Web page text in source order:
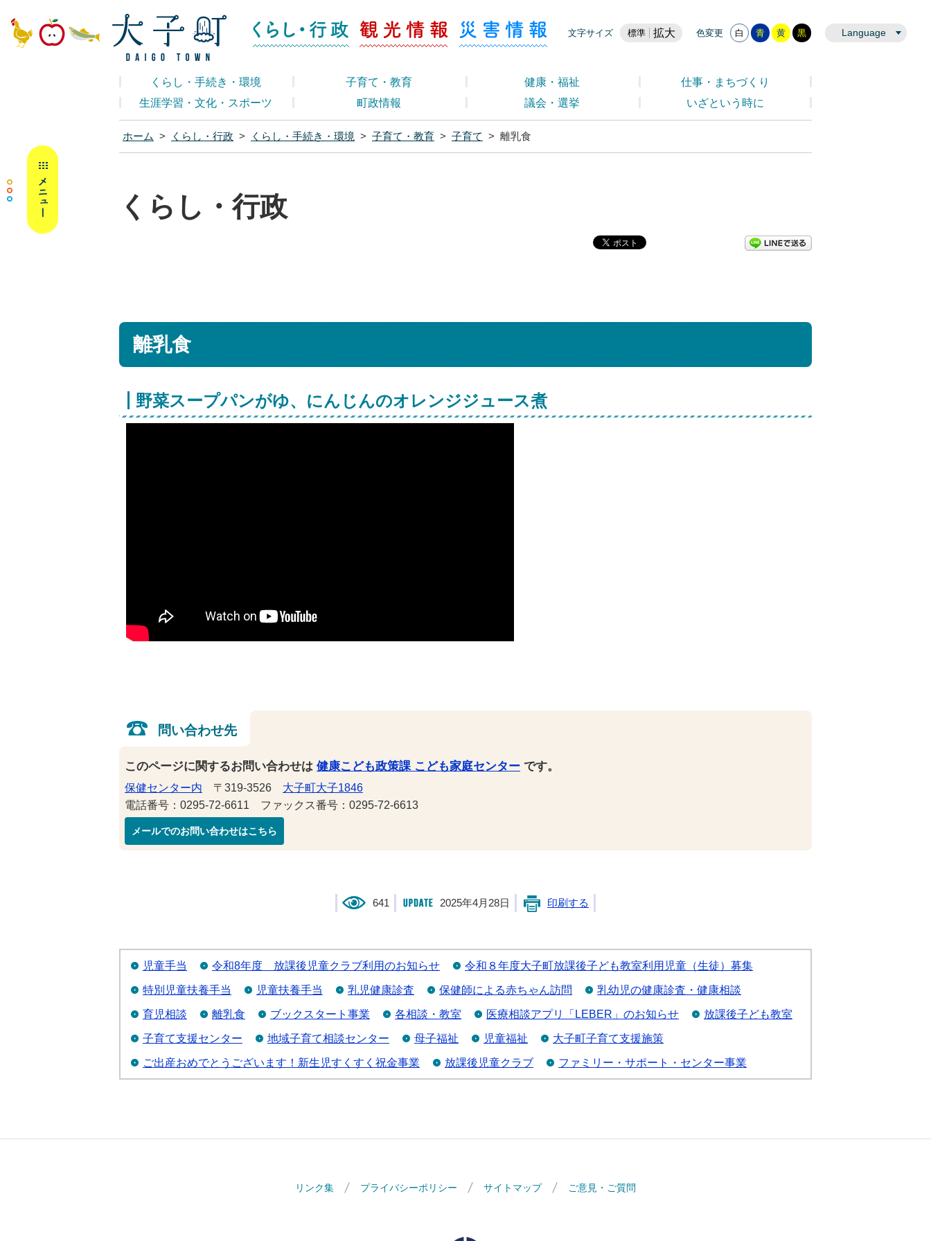
大子町ホームページ くらし・行政
文字サイズ 標準 拡大 色変更 白 青 黄 黒 Language
くらし・行政 観光情報 災害情報
くらし・手続き・環境 子育て・教育 健康・福祉
仕事・まちづくり
生涯学習・文化・スポーツ
町政情報 議会・選挙 いざという時に
ホーム > くらし・行政 > くらし・手続き・環境 > 子育て・教育 > 子育て > 離乳食
くらし・行政
離乳食
野菜スープパンがゆ、にんじんのオレンジジュース煮
問い合わせ先
このページに関するお問い合わせは 健康こども政策課 こども家庭センター です。
保健センター内 〒319-3526 大子町大子1846
電話番号：0295-72-6611 ファックス番号：0295-72-6613
メールでのお問い合わせはこちら
641 2025年4月28日 印刷する
児童手当 令和8年度 放課後児童クラブ利用のお知らせ 令和８年度大子町放課後子ども教室利用児童（生徒）募集
特別児童扶養手当 児童扶養手当 乳児健康診査 保健師による赤ちゃん訪問 乳幼児の健康診査・健康相談
育児相談 離乳食 ブックスタート事業 各相談・教室 医療相談アプリ「LEBER」のお知らせ 放課後子ども教室
子育て支援センター 地域子育て相談センター 母子福祉 児童福祉 大子町子育て支援施策
ご出産おめでとうございます！新生児すくすく祝金事業 放課後児童クラブ ファミリー・サポート・センター事業
リンク集 プライバシーポリシー サイトマップ ご意見・ご質問